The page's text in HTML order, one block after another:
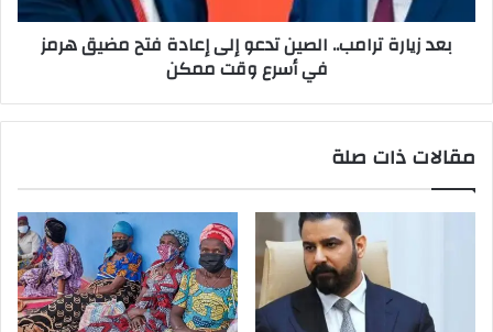
بعد زيارة ترامب.. الصين تدعو إلى إعادة فتح مضيق هرمز
في أسرع وقت ممكن
مقالات ذات صلة